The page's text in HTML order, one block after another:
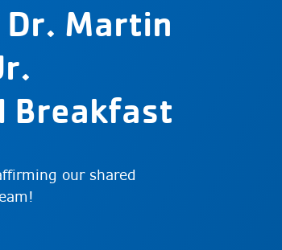
Martin
Breakfast
our shared